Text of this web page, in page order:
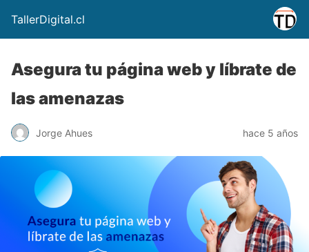
TallerDigital.cl
Asegura tu página web y líbrate de
las amenazas
Jorge Ahues hace 5 años